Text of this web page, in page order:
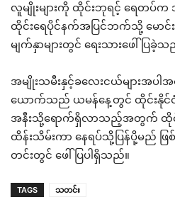
လူမျိုးများကို ထိုင်းဘုရင့် ရေတပ်က
ထိုင်းရေပိုင်နက်အပြင်ဘက်သို့ မောင်
မျက်နှာများတွင် ရေးသားဖေါ်ပြခဲ့သ
အမျိုးသမီးနှင့်ခလေးငယ်များအပါ
ယောက်သည် ယမန်နေ့တွင် ထိုင်းနိုင်ငံ
အနီးသို့ရောက်ရှိလာသည့်အတွက် ထိုင်း
ထိန်းသိမ်းကာ နေရပ်သို့ပြန်ပို့မည် ဖ
တင်းတွင် ဖေါ်ပြပါရှိသည်။
TAGS သတင်း